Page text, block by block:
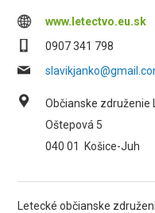
www.letectvo.eu.sk
0907 341 798
Občianske združenie
Oštepová 5
040 01
Košice-Juh
Letecké občianske